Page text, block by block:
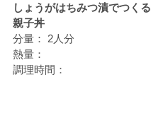
しょうがはちみつ漬でつくる
親子丼
分量：
2人分
熱量：
調理時間：